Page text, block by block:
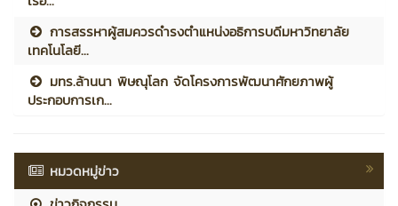
การสรรหาผู้สมควรดำรงตำแหน่งอธิการบดีมหาวิทยาลัย
เทคโนโลยี...
มทร.ล้านนา พิษณุโลก จัดโครงการพัฒนาศักยภาพผู้
ประกอบการเก...
หมวดหมู่ข่าว